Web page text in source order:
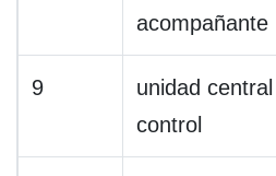
acompañante
9
unidad
control